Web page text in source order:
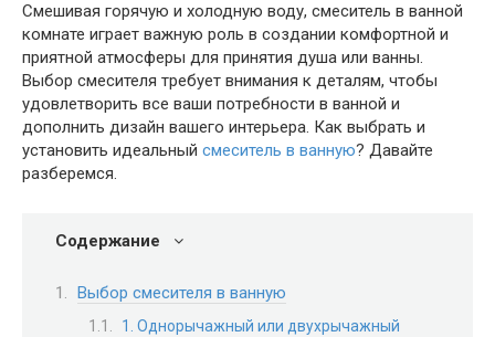
Смешивая горячую и холодную воду, смеситель в ванной
комнате играет важную роль в создании комфортной и
приятной атмосферы для принятия душа или ванны.
Выбор смесителя требует внимания к деталям, чтобы
удовлетворить все ваши потребности в ванной и
дополнить дизайн вашего интерьера. Как выбрать и
установить идеальный смеситель в ванную? Давайте
разберемся.
Содержание
Выбор смесителя в ванную
1. Однорычажный или двухрычажный